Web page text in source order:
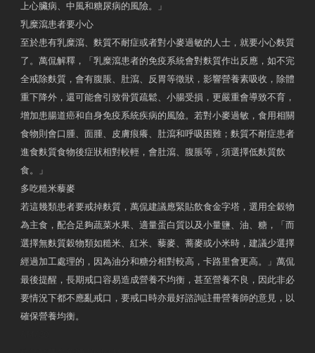
上心臟病、中風和糖尿病的風險。」
乳糜瀉患者要小心
至於患有乳糜瀉、麩質不耐症或者對小麥過敏的人士，就要小心麩質
了。萬侃解釋，「乳糜瀉患者的免疫系統會對麩質作出反應，如不完
全戒除麩質，會有腹脹、肚瀉、反胃等徵狀，影響營養素吸收，除體
重下降外，還可能會引致骨質疏鬆、小腸受損，更嚴重會導致不育，
增加患腸道癌和自身免疫系統疾病的風險。若對小麥過敏，食用相關
食物則會口腫、面腫、皮膚痕癢、肚瀉和呼吸困難；麩質不耐症患者
進食麩質食物後症狀相對較輕，會肚瀉、腹脹等，須選擇低麩質飲
食。」
多吃糙米藜麥
若這幾類患者要戒掉麩質，萬侃建議應緊貼飲食金字塔，選用全穀物
為主食，配合足夠蔬菜水果、適量蛋白質以及小量鹽、油、糖，「而
選擇無麩質穀物類如糙米、紅米、藜麥、蕎麥或小米時，建議少選擇
經過加工處理的，因為油分和糖分相對較高，卡路里會更高。」萬侃
最後提醒，長期戒口容易造成營養不均衡，甚至營養不良，因此非必
要情況下都不應亂戒口，要戒口時亦最好諮詢註冊營養師的意見，以
確保營養均衡。